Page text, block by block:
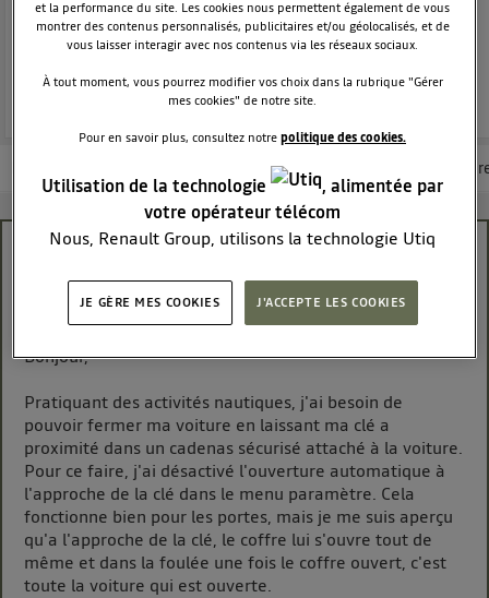
POSEZ UNE QUESTION
REJOINDRE
Les articles Consultez la
coffre qui s'ouvre a l'approche même desactivé
DriBuscando
Bonjour,
Pratiquant des activités nautiques, j'ai besoin de
pouvoir fermer ma voiture en laissant ma clé a
proximité dans un cadenas sécurisé attaché à la voiture.
Pour ce faire, j'ai désactivé l'ouverture automatique à
l'approche de la clé dans le menu paramètre. Cela
fonctionne bien pour les portes, mais je me suis aperçu
qu'a l'approche de la clé, le coffre lui s'ouvre tout de
même et dans la foulée une fois le coffre ouvert, c'est
toute la voiture qui est ouverte.
et la performance du site. Les cookies nous permettent également de vous
montrer des contenus personnalisés, publicitaires et/ou géolocalisés, et de
vous laisser interagir avec nos contenus via les réseaux sociaux.
À tout moment, vous pourrez modifier vos choix dans la rubrique "Gérer
mes cookies" de notre site.
Pour en savoir plus, consultez notrepolitique des cookies.
Utilisation de la technologie
, alimentée par
votre opérateur télécom
Nous, Renault Group, utilisons la technologie Utiq
cette notice de consentement) et liées à votre
télécom participant
chaque site).
La technologie Utiq a été conçue pour la protection
de vos données personnelles en vous offrant choix et
contrôle.
Elle utilise un identifiant créé par votre opérateur
télécom basé sur votre adresse IP et une référence
de votre contrat internet (ex : votre numéro de
téléphone).
JE GÈRE MES COOKIES J'ACCEPTE LES COOKIES